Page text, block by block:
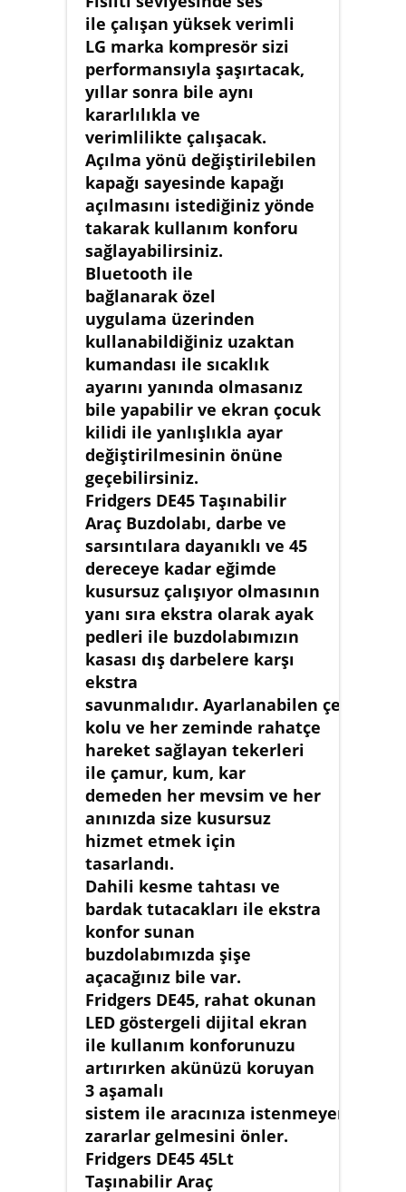
ile çalışan yüksek verimli
LG marka kompresör sizi
performansıyla şaşırtacak,
yıllar sonra bile aynı
kararlılıkla ve
verimlilikte çalışacak.
Açılma yönü değiştirilebilen
kapağı sayesinde kapağı
açılmasını istediğiniz yönde
takarak kullanım konforu
sağlayabilirsiniz.
Bluetooth ile
bağlanarak özel
uygulama üzerinden
kullanabildiğiniz uzaktan
kumandası ile sıcaklık
ayarını yanında olmasanız
bile yapabilir ve ekran çocuk
kilidi ile yanlışlıkla ayar
değiştirilmesinin önüne
geçebilirsiniz.
Fridgers DE45 Taşınabilir
Araç Buzdolabı, darbe ve
sarsıntılara dayanıklı ve 45
dereceye kadar eğimde
kusursuz çalışıyor olmasının
yanı sıra ekstra olarak ayak
pedleri ile buzdolabımızın
kasası dış darbelere karşı
ekstra
savunmalıdır. Ayarlanabilen çekme
kolu ve her zeminde rahatçe
hareket sağlayan tekerleri
ile çamur, kum, kar
demeden her mevsim ve her
anınızda size kusursuz
hizmet etmek için
tasarlandı.
Dahili kesme tahtası ve
bardak tutacakları ile ekstra
konfor sunan
buzdolabımızda şişe
açacağınız bile var.
Fridgers DE45, rahat okunan
LED göstergeli dijital ekran
ile kullanım konforunuzu
artırırken akünüzü koruyan
3 aşamalı
sistem ile aracınıza istenmeyen
zararlar gelmesini önler.
Fridgers DE45 45Lt
Taşınabilir Araç